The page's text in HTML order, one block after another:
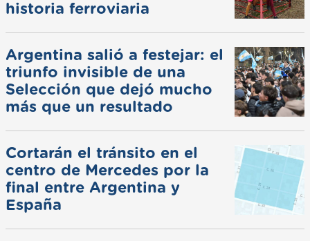
historia ferroviaria
Argentina salió a festejar: el
triunfo invisible de una
Selección que dejó mucho
más que un resultado
Cortarán el tránsito en el
centro de Mercedes por la
final entre Argentina y
España